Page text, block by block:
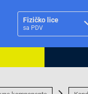
Fizičko lice
sa PDV